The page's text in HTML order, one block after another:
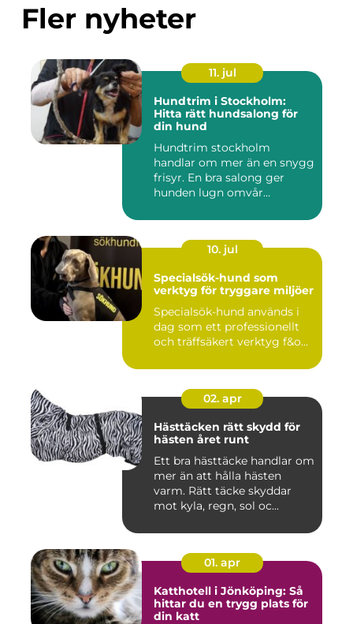
Fler nyheter
11. jul
Hundtrim i Stockholm:
Hitta rätt hundsalong för
din hund
Hundtrim stockholm
handlar om mer än en snygg
frisyr. En bra salong ger
hunden lugn omvår...
10. jul
Specialsök-hund som
verktyg för tryggare miljöer
Specialsök-hund används i
dag som ett professionellt
och träffsäkert verktyg f&o...
02. apr
Hästtäcken rätt skydd för
hästen året runt
Ett bra hästtäcke handlar om
mer än att hålla hästen
varm. Rätt täcke skyddar
mot kyla, regn, sol oc...
01. apr
Katthotell i Jönköping: Så
hittar du en trygg plats för
din katt